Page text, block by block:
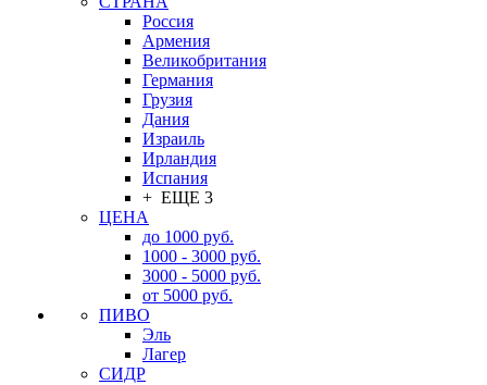
Россия
Армения
Великобритания
Германия
Грузия
Дания
Израиль
Ирландия
Испания
+ ЕЩЕ 3
ЦЕНА
до 1000 руб.
1000 - 3000 руб.
3000 - 5000 руб.
от 5000 руб.
ПИВО
Эль
Лагер
СИДР